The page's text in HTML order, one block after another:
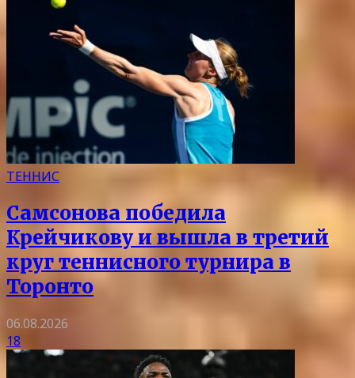
ТЕННИС
Самсонова победила
Крейчикову и вышла в третий
круг теннисного турнира в
Торонто
06.08.2026
18